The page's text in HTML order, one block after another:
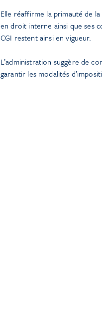
Elle réaffirme la primauté de
en droit interne ainsi que ses
CGI restent ainsi en vigueur.
L’administration suggère de
garantir les modalités